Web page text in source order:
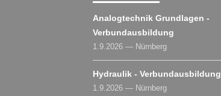
Analogtechnik Grundlagen -
Verbundausbildung
1.9.2026 — Nürnberg
Hydraulik - Verbundausbildung
1.9.2026 — Nürnberg